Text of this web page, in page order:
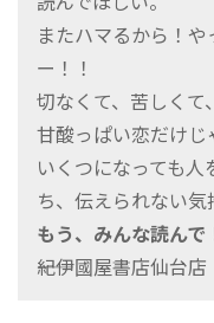
またハマるから！
ー！！
切なくて、苦しくて
甘酸っぱい恋だけじ
いくつになっても
ち、伝えられない気
もう、みんな読んで
――紀伊國屋書店仙台